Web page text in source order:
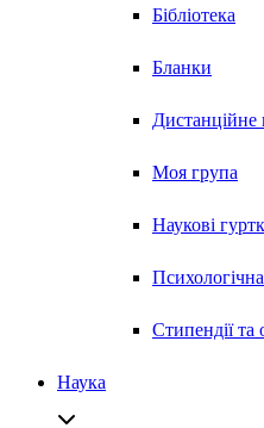
Бібліотека
Бланки
Дистанційне
Моя група
Наукові
Стипендії та
Наука